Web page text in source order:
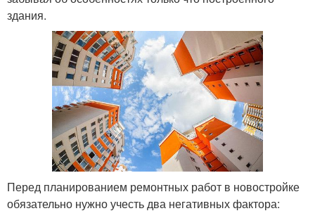
здания.
Перед планированием ремонтных работ в новостройке
обязательно нужно учесть два негативных фактора: